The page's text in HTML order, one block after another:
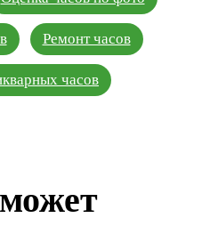
Ремонт часов
часов